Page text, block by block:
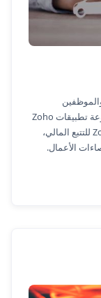
والمخزون والشؤون المالية والتسويق. تقدّم مجموعة تطبيقات Zoho
حلاً سلسًا: Zoho CRM لإدارة العملاء، وZoho Books للتتبع المالي،